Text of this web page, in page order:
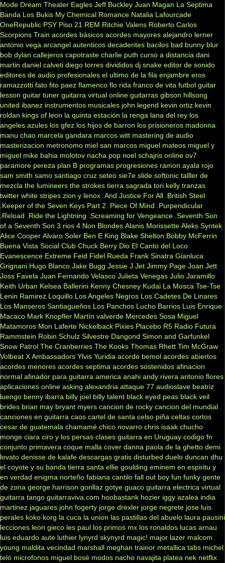
Mode Dream Theater Eagles Jeff Buckley Juan Magan La Septima
Banda Los Bukis My Chemical Romance Natalia Lafourcade
OneRepublic PSY Piso 21 REM Ritchie Valens Roberto Carlos
Scorpions Train acordes básicos acordes mayores alejandro lerner
antonio vega arcangel autenticos decadentes bacilos bad bunny blur
bob dylan callejeros capotraste charlie puth curso a distancia dani
martin daniel calveti diego torres divididos dj snake editor de sonido
editores de audio profesionales el ultimo de la fila enjambre eros
ramazzotti fato fito paez flamenco flo rida franco de vita futbol guitar
lesson guitar tuner guitarra virtual online guitarras gibson hillsong
united ibanez instrumentos musicales john legend kevin ortiz kevin
roldan kings of leon la quinta estación la renga lana del rey los
angeles azules los gfez los hijos de barron los prisioneros madonna
manu chao marcela gandara marcos witt mastering de audio
masterizacion metronomo miel san marcos miguel mateos miguel y
miguel mike bahia molotov nacha pop noel schajris online ov7
paramore pereza plan B programas progresiones ramon ayala rojo
sam smith samo santiago cruz seteo sie7e slide softonic talller de
mezcla the lumineers the strokes tierra sagrada tori kelly tranzas
twitter white stripes zion y lenox .And Justice For All .British Steel
.Keeper of the Seven Keys Part 2
.Piece Of Mind
.Purpendicular
.Reload
.Ride the Lightning .Screaming for Vengeance .Seventh Son
of a Seventh Son 3 rios 4 Non Blondes Alanis Morissette Aleks Syntek
Alice Cooper Alvaro Soler Ben E King Blake Shelton Bobby McFerrin
Buena Vista Social Club Chuck Berry Dio El Canto del Loco
Evanescence Extreme Feid Fidel Rueda Frank Sinatra Gianluca
Grignani Hugo Blanco Jake Bugg Jessie J Jet Jimmy Page Joan Jett
Joss Favela Juan Fernando Velasco Julieta Venegas Julio Jaramillo
Keith Urban Kelsea Ballerini Kenny Chesney Kudai La Mosca Tse-Tse
Lenin Ramirez Loquillo Los Angeles Negros Los Cadetes De Linares
Los Manseros Santiagueños Los Panchos Lucho Barrios Luis Enrique
Macaco Mark Knopfler Martín valverde Mercedes Sosa Miguel
Matamoros Mon Laferte Nickelback Pixies Placebo R5 Radio Futura
Rammstein Robin Schulz Silvestre Dangond Simon and Garfunkel
Snow Patrol The Cranberries The Kooks Thomas Rhett Tim McGraw
Volbeat X Ambassadors Ylvis Yuridia acorde bemol acordes abiertos
acordes menores acordes septima acordes sostenidos afinacion
normal afinador para guitarra america anahi andy rivera antonio flores
aplicaciones online asking alexandria attaque 77 audioslave beatriz
luengo benny ibarra billy joel billy talent black eyed peas black veil
brides brian may bryant myers cancion de rocky cancion del mundial
canciones en guitarra caos cartel de santa celso piña celtas cortos
cesar de guatemala chamamé chico novarro chris isaak chucho
monge ciara ciro y los persas clases guitarra en Uruguay codigo fn
conjunto primavera coque malla cover danna paola de la ghetto demi
lovato denisse de kalafe descargas gratis disturbed duelo duncan dhu
el coyote y su banda tierra santa ellie goulding eminem en espiritu y
en verdad enigma norteño fabiana cantilo fall out boy fun funky gente
de zona george harrison gorillaz gotye guaco guitarra electrica virtual
guitarra tango guitarraviva.com hoobastank hozier iggy azalea india
martinez jaguares john fogerty jorge drexler jorge negrete jose luis
perales koko korg la cuca la union las pastillas del abuelo laura pausini
lecciones leon gieco les paul los primos mx los ronaldos lucas arnau
luis eduardo aute luthier lynyrd skynyrd magic! major lazer malcom
young maldita vecindad marshall meghan trainor metallica tabs michel
teló microfonos miguel bosé modos nacho navajita platea nek netflix